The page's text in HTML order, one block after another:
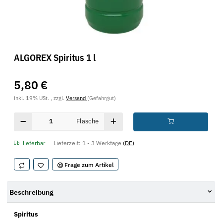
ALGOREX Spiritus 1 l
5,80 €
inkl. 19% USt. , zzgl. Versand (Gefahrgut)
Flasche
lieferbar Lieferzeit: 1 - 3 Werktage (DE)
Frage zum Artikel
Beschreibung
Spiritus